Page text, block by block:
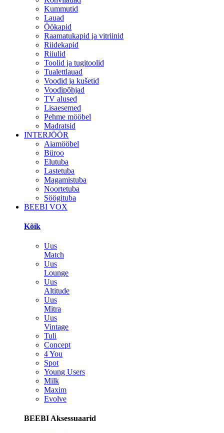
Kummutid
Lauad
Öökapid
Raamatukapid ja vitriinid
Riidekapid
Riiulid
Toolid ja tugitoolid
Tualettlauad
Voodid ja kušetid
Voodipõhjad
TV alused
Lisaesemed
Pehme mööbel
Madratsid
INTERJÖÖR
Aiamööbel
Büroo
Elutuba
Lastetuba
Magamistuba
Noortetuba
Söögituba
BEEBI VOX
Kõik
Uus
Match
Uus
Lounge
Uus
Altitude
Uus
Mitra
Uus
Vintage
Tuli
Concept
4 You
Spot
Young Users
Milk
Maxim
Evolve
BEEBI Aksessuaarid